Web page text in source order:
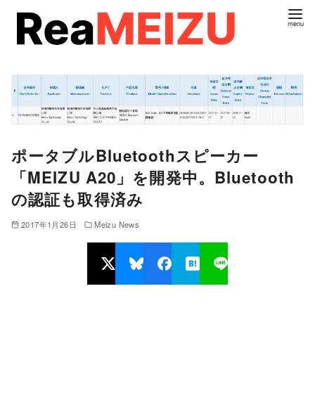
ポータブルBluetoothスピーカー
「MEIZU A20」を開発中。Bluetooth
の認証も取得済み
2017年1月26日 Meizu News